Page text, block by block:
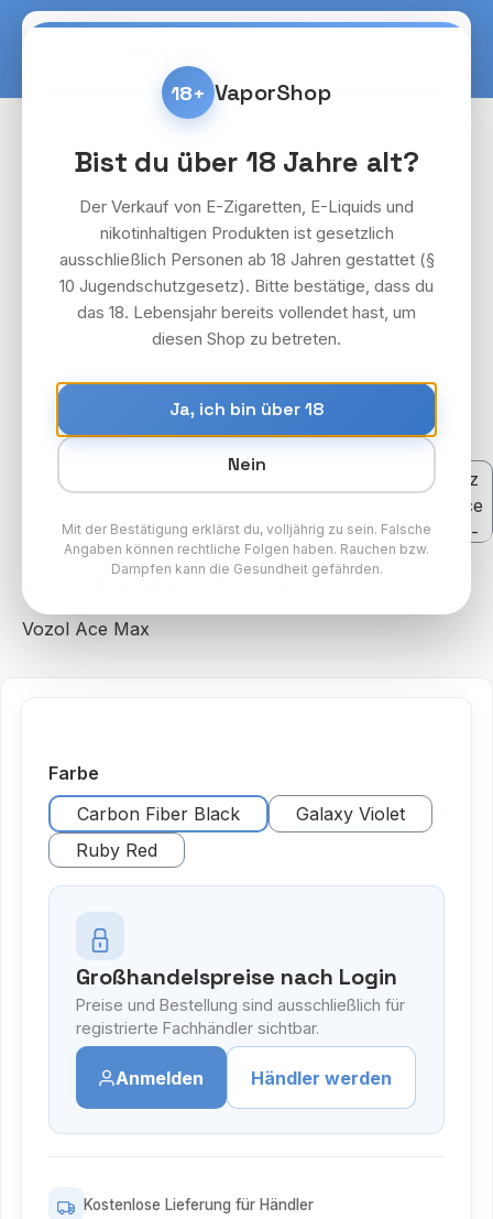
Zum Hauptinhalt springen
Vozol
Vozol Ace Max
Bildergalerie überspringen
Vozol Ace Max - 1000 mAh
Vozol Ace Max
Farbeauswählen
Carbon Fiber Black
Galaxy Violet
Ruby Red
Großhandelspreise nach Login
Preise und Bestellung sind ausschließlich für
registrierte Fachhändler sichtbar.
Anmelden Händler werden
Kostenlose Lieferung für Händler
18+ VaporShop
Bist du über 18 Jahre alt?
Der Verkauf von E-Zigaretten, E-Liquids und
nikotinhaltigen Produkten ist gesetzlich
ausschließlich Personen ab 18 Jahren gestattet (§
10 Jugendschutzgesetz). Bitte bestätige, dass du
das 18. Lebensjahr bereits vollendet hast, um
diesen Shop zu betreten.
Ja, ich bin über 18
Nein
Mit der Bestätigung erklärst du, volljährig zu sein. Falsche
Angaben können rechtliche Folgen haben. Rauchen bzw.
Dampfen kann die Gesundheit gefährden.